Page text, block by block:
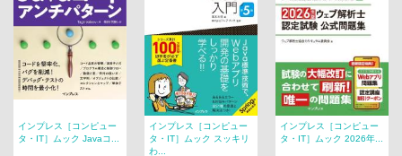
インプレス［コンピュー
タ・IT］ムック Javaコ...
インプレス［コンピュー
タ・IT］ムック スッキリ
わ...
インプレス［コンピュー
タ・IT］ムック 2026年...